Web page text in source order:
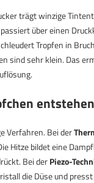
trägt winzige
über einen
Tropfen in
sind sehr klein. Das
entstehen
Verfahren. Bei der
Hitze bildet eine
Bei derPiezo-
die Düse und